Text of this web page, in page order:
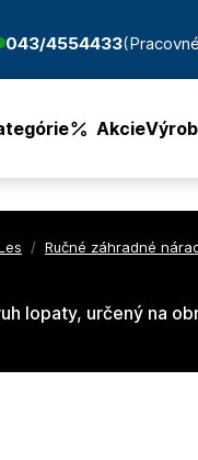
043/4554433
Akcie
/ Ručné záhradné
lopaty, určený na